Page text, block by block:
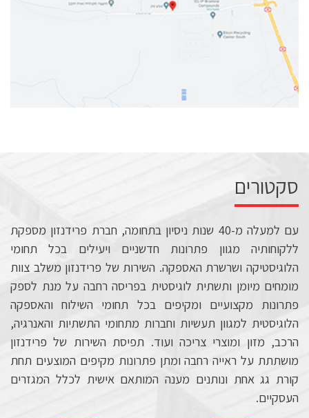
סקטורים
עם למעלה מ-40 שנות ניסיון בתחומה, חברת פרידנזון מספקת
ללקוחותיה מגוון פתרונות חדשניים ויעילים בכל תחומי
הלוגיסטיקה ושרשרת האספקה. השירות של פרידנזון משלב צוות
מומחים מיומן ותשתית לוגיסטית בפריסה רחבה על מנת לספק
פתרונות מקצועיים ומקיפים בכל תחומי השילוח והאספקה
הלוגיסטית למגוון תעשיות וחברות מתחומי התשתיות והאנרגיה,
הרכב, מזון ומוצרי צריכה ועוד. תפיסת השירות של פרידנזון
מושתתת על ראייה רחבה ומתן פתרונות מקיפים המוצעים תחת
קורת גג אחת ונותנים מענה המותאם אישית לכלל המגזרים
העסקיים.